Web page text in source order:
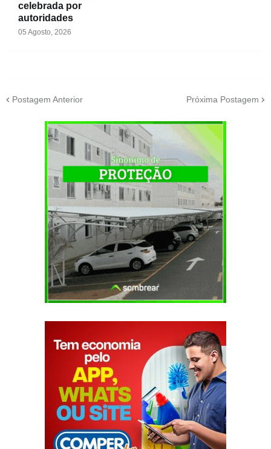
celebrada por
autoridades
05 Agosto, 2026
Postagem Anterior Próxima Postagem